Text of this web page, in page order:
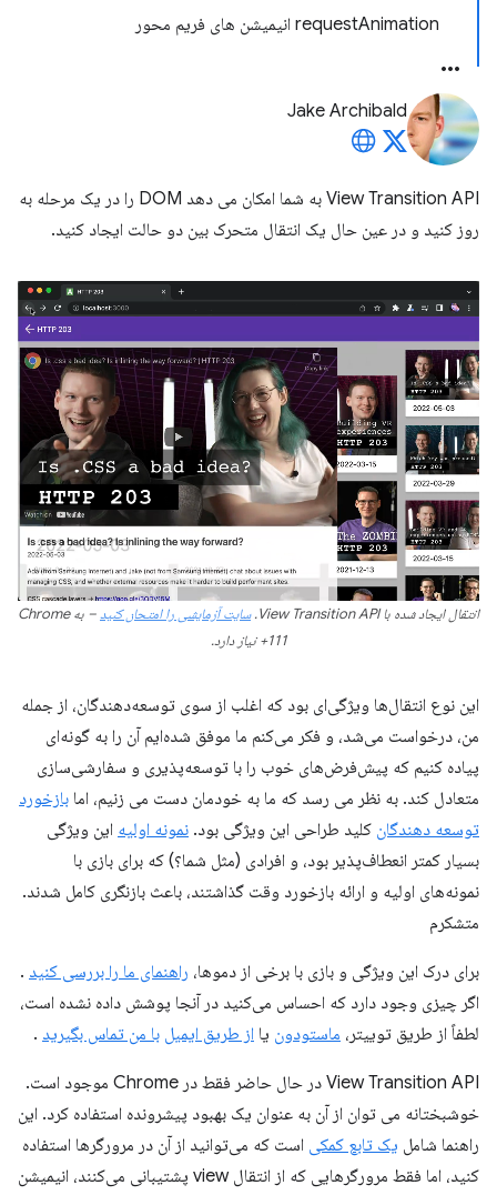
requestAnimation انیمیشن های فریم محور
Jake Archibald
View Transition API به شما امکان می دهد DOM را در یک مرحله به
روز کنید و در عین حال یک انتقال متحرک بین دو حالت ایجاد کنید.
انتقال ایجاد شده با View Transition API. سایت آزمایشی را امتحان کنید
– به Chrome
111+ نیاز دارد.
این نوع انتقال‌ها ویژگی‌ای بود که اغلب از سوی توسعه‌دهندگان، از جمله
من، درخواست می‌شد، و فکر می‌کنم ما موفق شده‌ایم آن را به گونه‌ای
پیاده کنیم که پیش‌فرض‌های خوب را با توسعه‌پذیری و سفارشی‌سازی
متعادل کند. به نظر می رسد که ما به خودمان دست می زنیم، اما بازخورد
توسعه دهندگان کلید طراحی این ویژگی بود. نمونه اولیه این ویژگی
بسیار کمتر انعطاف‌پذیر بود، و افرادی (مثل شما؟) که برای بازی با
نمونه‌های اولیه و ارائه بازخورد وقت گذاشتند، باعث بازنگری کامل شدند.
متشکرم
برای درک این ویژگی و بازی با برخی از دموها، راهنمای ما را بررسی کنید .
اگر چیزی وجود دارد که احساس می‌کنید در آنجا پوشش داده نشده است،
لطفاً از طریق توییتر، ماستودون یا از طریق ایمیل با من تماس بگیرید .
View Transition API در حال حاضر فقط در Chrome موجود است.
خوشبختانه می توان از آن به عنوان یک بهبود پیشرونده استفاده کرد. این
راهنما شامل یک تابع کمکی است که می‌توانید از آن در مرورگرها استفاده
کنید، اما فقط مرورگرهایی که از انتقال view پشتیبانی می‌کنند، انیمیشن